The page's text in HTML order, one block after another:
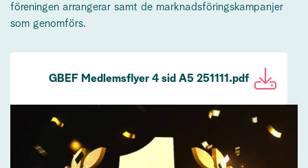
föreningen arrangerar samt de marknadsföringskampanjer
som genomförs.
GBEF Medlemsflyer 4 sid A5 251111.pdf